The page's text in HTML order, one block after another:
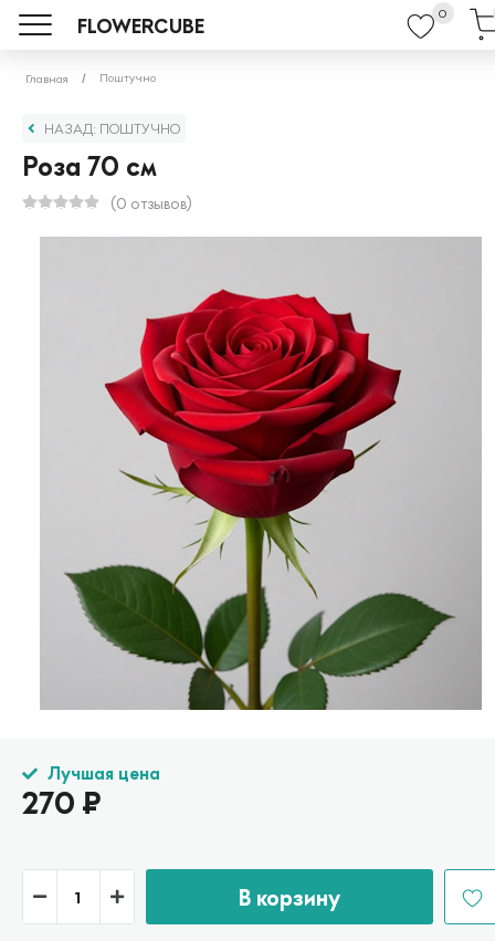
FLOWERCUBE
0
Главная Поштучно
НАЗАД: ПОШТУЧНО
Роза 70 см
(0 отзывов)
Лучшая цена
270 ₽
В корзину